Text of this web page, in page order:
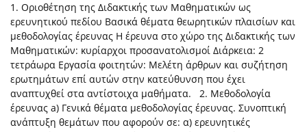
1. Οριοθέτηση της Διδακτικής των Μαθηματικών ως
ερευνητικού πεδίου Βασικά θέματα θεωρητικών πλαισίων και
μεθοδολογίας έρευνας Η έρευνα στο χώρο της Διδακτικής των
Μαθηματικών: κυρίαρχοι προσανατολισμοί Διάρκεια: 2
τετράωρα Εργασία φοιτητών: Μελέτη άρθρων και συζήτηση
ερωτημάτων επί αυτών στην κατεύθυνση που έχει
αναπτυχθεί στα αντίστοιχα μαθήματα. 2. Μεθοδολογία
έρευνας a) Γενικά θέματα μεθοδολογίας έρευνας. Συνοπτική
ανάπτυξη θεμάτων που αφορούν σε: α) ερευνητικές